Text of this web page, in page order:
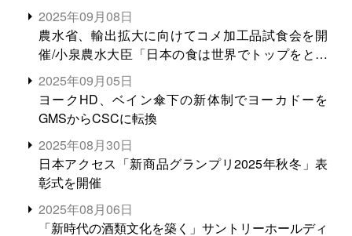
2025年09月08日
農水省、輸出拡大に向けてコメ加工品試食会を開
催/小泉農水大臣「日本の食は世界でトップをとれ
る。米増産に向けて、米輸出需要の拡大を」
2025年09月05日
ヨークHD、ベイン傘下の新体制でヨーカドーを
GMSからCSCに転換
2025年08月30日
日本アクセス「新商品グランプリ2025年秋冬」表
彰式を開催
2025年08月06日
「新時代の酒類文化を築く」サントリーホールディ